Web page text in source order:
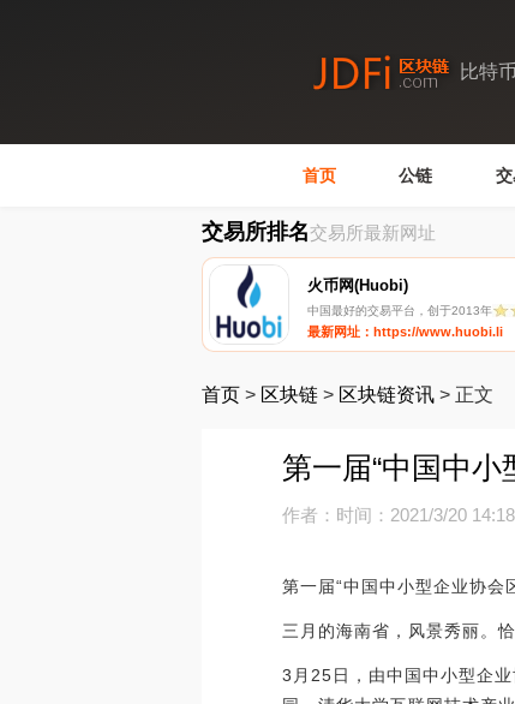
比特
首页 公链
交易所排名交易所最新网址
火币网(Huobi)
中国最好的交易平台，创于2013年
最新网址：https://www.huobi.li
首页 > 区块链 > 区块链资讯 > 正文
第一届“中国中
作者： 时间：2021/3/20
第一届“中国中小型企业协会
三月的海南省，风景秀丽。
3月25日，由中国中小型企